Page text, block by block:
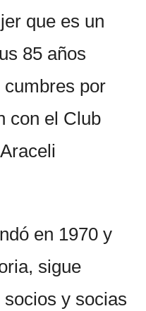
que es un
85 años
cumbres por
con el Club
en 1970 y
sigue
y socias